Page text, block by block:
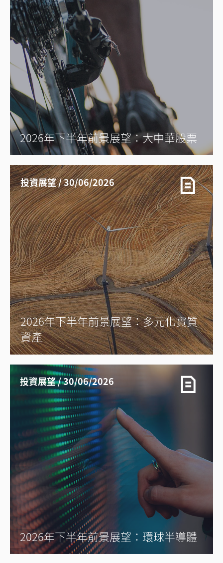
2026年下半年前景展望：大中華股票
投資展望 / 30/06/2026
2026年下半年前景展望：多元化實質
資產
投資展望 / 30/06/2026
2026年下半年前景展望：環球半導體